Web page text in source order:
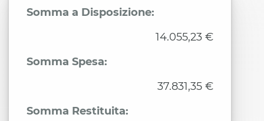
Somma a Disposizione:
14.055,23 €
Somma Spesa:
37.831,35 €
Somma Restituita: